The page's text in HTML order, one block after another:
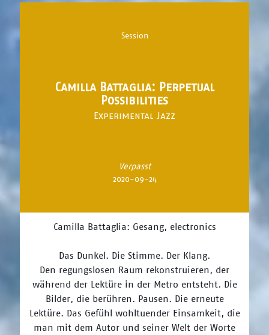
Session
Camilla Battaglia: Perpetual
Possibilities
Experimental Jazz
Verpasst
2020-09-24
Camilla Battaglia: Gesang, electronics
Das Dunkel. Die Stimme. Der Klang.
Den regungslosen Raum rekonstruieren, der
während der Lektüre in der Metro entsteht. Die
Bilder, die berühren. Pausen. Die erneute
Lektüre. Das Gefühl wohltuender Einsamkeit, die
man mit dem Autor und seiner Welt der Worte